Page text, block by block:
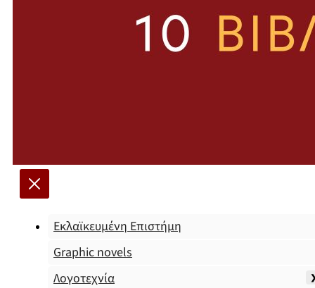
Εκλαϊκευμένη Επιστήμη
Graphic novels
Λογοτεχνία